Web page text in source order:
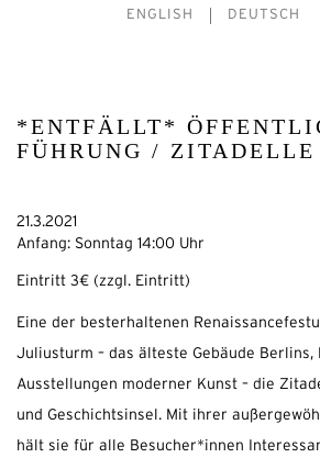
ENGLISH DEUTSCH
*ENTFÄLLT*
FÜHRUNG / ZITADELLE
21.3.2021
Anfang: Sonntag 14:00 Uhr
Eintritt 3€ (zzgl. Eintritt)
Eine der besterhaltenen
Juliusturm – das älteste Gebäude Berlins,
Ausstellungen moderner Kunst – die
und Geschichtsinsel. Mit ihrer
hält sie für alle Besucher*innen